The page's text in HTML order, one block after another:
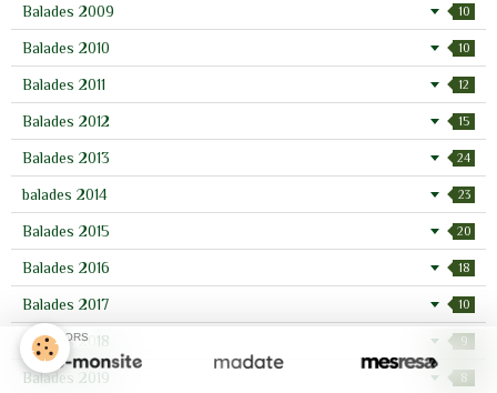
Balades 2009 10
Balades 2010 10
Balades 2011 12
Balades 2012 15
Balades 2013 24
balades 2014 23
Balades 2015 20
Balades 2016 18
Balades 2017 10
Balades 2018 9
Balades 2019 8
SPONSORS